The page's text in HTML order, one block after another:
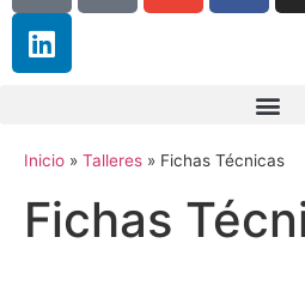
Inicio » Talleres » Fichas Técnicas
Fichas